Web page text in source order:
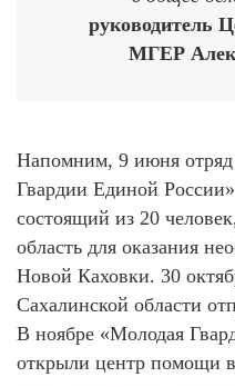
руководитель
МГЕР
Напомним, 9 июня
Гвардии Единой
состоящий из 20
область для оказания
Новой Каховки. 30
Сахалинской области
В ноябре «Молодая
открыли центр помощи